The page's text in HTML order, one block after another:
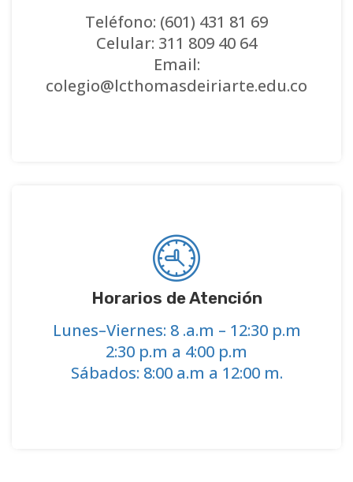
Teléfono: (601) 431 81 69
Celular: 311 809 40 64
Email:
colegio@lcthomasdeiriarte.edu.co
Horarios de Atención
Lunes–Viernes: 8 .a.m – 12:30 p.m
2:30 p.m a 4:00 p.m
Sábados: 8:00 a.m a 12:00 m.